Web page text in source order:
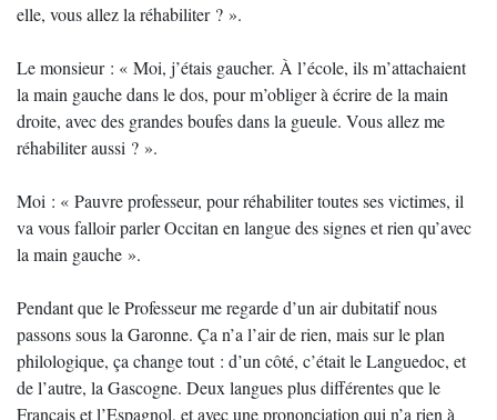
elle, vous allez la réhabiliter ? ».
Le monsieur : « Moi, j’étais gaucher. À l’école, ils m’attachaient
la main gauche dans le dos, pour m’obliger à écrire de la main
droite, avec des grandes boufes dans la gueule. Vous allez me
réhabiliter aussi ? ».
Moi : « Pauvre professeur, pour réhabiliter toutes ses victimes, il
va vous falloir parler Occitan en langue des signes et rien qu’avec
la main gauche ».
Pendant que le Professeur me regarde d’un air dubitatif nous
passons sous la Garonne. Ça n’a l’air de rien, mais sur le plan
philologique, ça change tout : d’un côté, c’était le Languedoc, et
de l’autre, la Gascogne. Deux langues plus différentes que le
Français et l’Espagnol, et avec une prononciation qui n’a rien à